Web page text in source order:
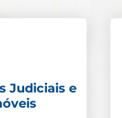
Judiciais e